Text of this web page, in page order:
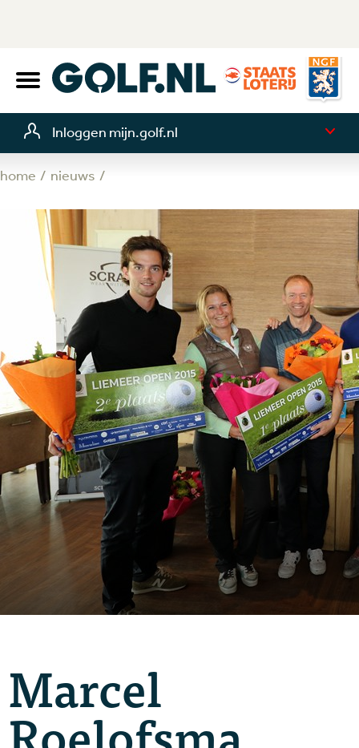
Inloggen mijn.golf.nl
home nieuws
Marcel